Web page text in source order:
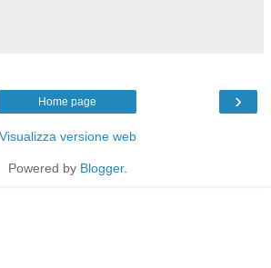
›
Home page
Visualizza versione web
Powered by Blogger.